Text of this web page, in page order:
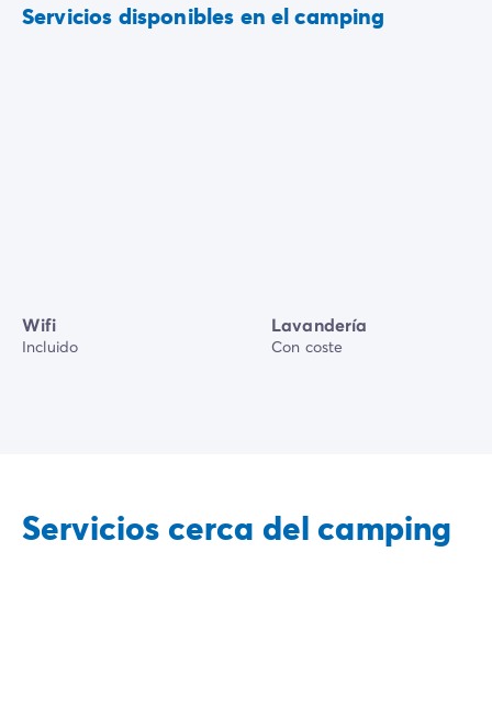
Servicios disponibles en el camping
Wifi
Incluido
Lavandería
Con coste
Servicios cerca del camping